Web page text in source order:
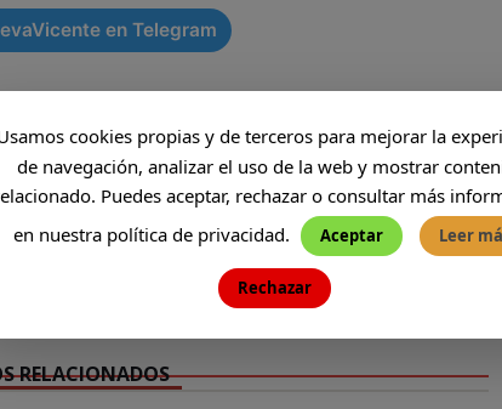
Le Herencia Celebraciones CENAS
en Telegram
NEXT
Echan al alcalde por cerrar el único bar del
pueblo
RELACIONADOS
cookies propias y de terceros para mejorar la
de navegación, analizar el uso de la web y mostrar
Puedes aceptar, rechazar o consultar más
en nuestra política de privacidad.
Aceptar Leer
Rechazar